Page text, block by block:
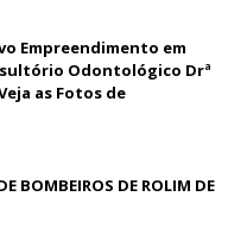
Empreendimento em
Odontológico Drª
as Fotos de
BOMBEIROS DE ROLIM DE